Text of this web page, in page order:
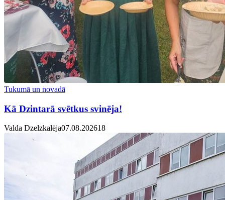
Tukumā un novadā
Kā Dzintarā svētkus svinēja!
Valda Dzelzkalēja07.08.202618